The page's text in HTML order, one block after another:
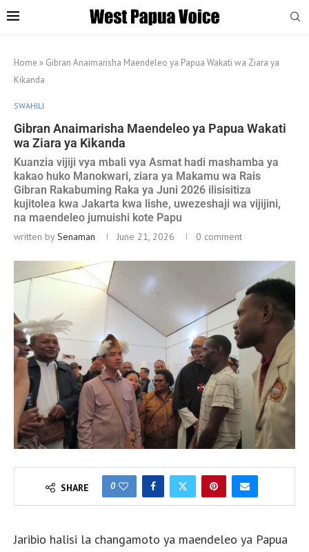
Home » Gibran Anaimarisha Maendeleo ya Papua Wakati wa Ziara ya
Kikanda
SWAHILI
Gibran Anaimarisha Maendeleo ya Papua Wakati
wa Ziara ya Kikanda
Kuanzia vijiji vya mbali vya Asmat hadi mashamba ya
kakao huko Manokwari, ziara ya Makamu wa Rais
Gibran Rakabuming Raka ya Juni 2026 ilisisitiza
kujitolea kwa Jakarta kwa lishe, uwezeshaji wa vijijini,
na maendeleo jumuishi kote Papu
written bySenaman June 21, 2026 0 comment
SHARE 0
Jaribio halisi la changamoto ya maendeleo ya Papua